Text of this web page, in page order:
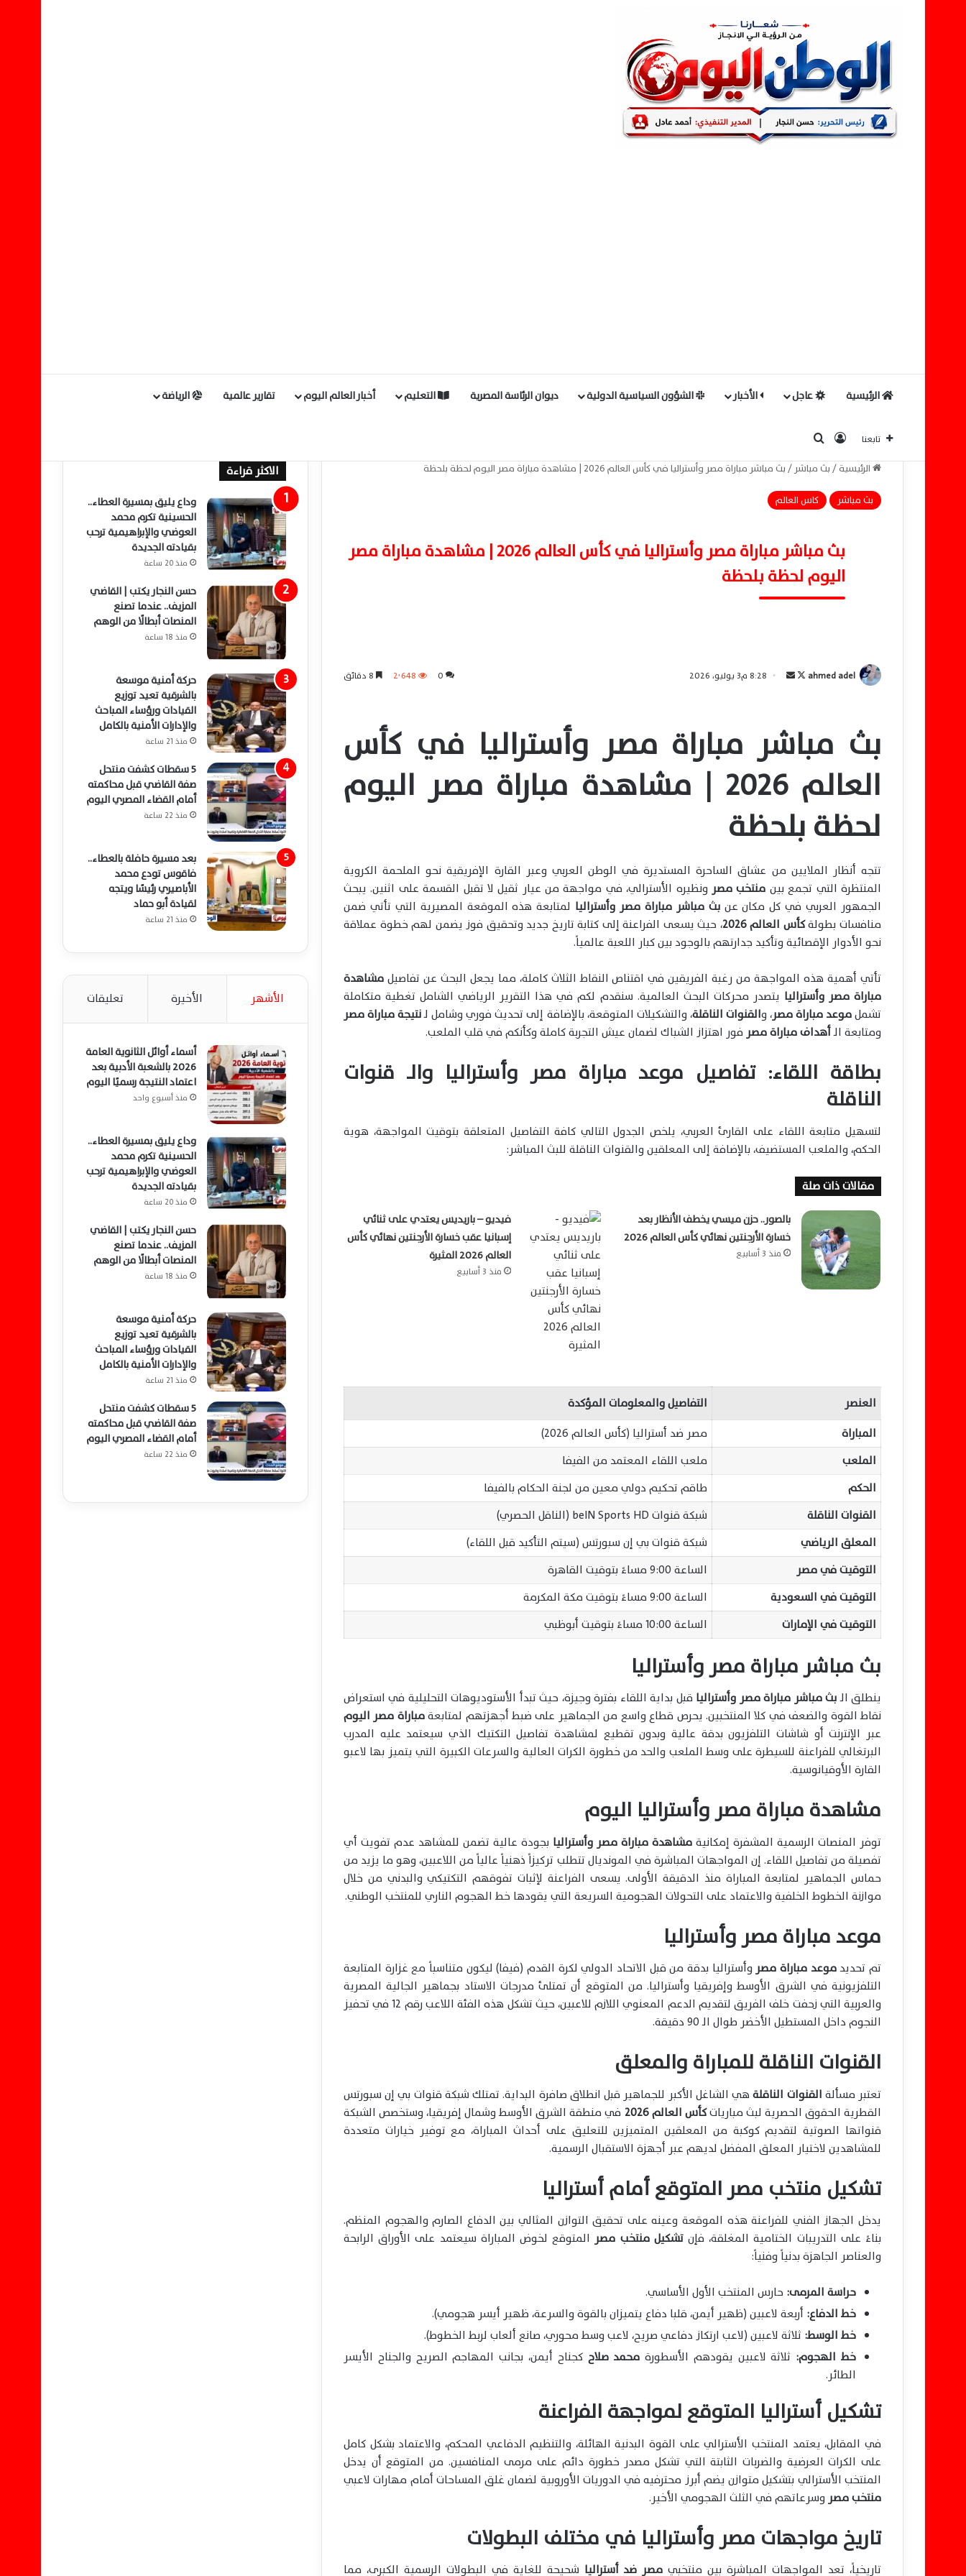
الرئيسية عاجل الأخبار الشؤون السياسية الدولية ديوان الرئاسة المصرية التعليم أخبار العالم اليوم تقارير عالمية الرياضة
تابعنا تسجيل الدخول
الرئيسية/بث مباشر /بث مباشر مباراة مصر وأستراليا في كأس العالم 2026 | مشاهدة مباراة مصر اليوم لحظة بلحظة
بث مباشر
كاس العالم
بث مباشر مباراة مصر وأستراليا في كأس العالم 2026 | مشاهدة مباراة مصر
اليوم لحظة بلحظة
ahmed adel
ت
ع
ى
ل
ب
ي
د
إ
ك
ن
8:28 م3 يوليو، 2026 0 2٬648
بث مباشر مباراة مصر وأستراليا في كأس
العالم 2026 | مشاهدة مباراة مصر اليوم
لحظة بلحظة
تتجه أنظار الملايين من عشاق الساحرة المستديرة في الوطن العربي وعبر القارة الإفريقية نحو الملحمة الكروية
المنتظرة التي تجمع بين منتخب مصرونظيره الأسترالي، في مواجهة من عيار ثقيل لا تقبل القسمة على اثنين. يبحث
الجمهور العربي في كل مكان عنبث مباشر مباراة مصر وأستراليا لمتابعة هذه الموقعة المصيرية التي تأتي ضمن
منافسات بطولةكأس العالم 2026
، حيث يسعى الفراعنة إلى كتابة تاريخ جديد وتحقيق فوز يضمن لهم خطوة عملاقة
نحو الأدوار الإقصائية وتأكيد جدارتهم بالوجود بين كبار اللعبة عالمياً.
تأتي أهمية هذه المواجهة من رغبة الفريقين في اقتناص النقاط الثلاث كاملة، مما يجعل البحث عن تفاصيل مشاهدة
مباراة مصر وأستراليا يتصدر محركات البحث العالمية. سنقدم لكم في هذا التقرير الرياضي الشامل تغطية متكاملة
تشملموعد مباراة مصر، والقنوات الناقلة، والتشكيلات المتوقعة، بالإضافة إلى تحديث فوري وشامل لـنتيجة مباراة مصر
ومتابعة الـأهداف مباراة مصر فور اهتزاز الشباك لضمان عيش التجربة كاملة وكأنكم في قلب الملعب.
بطاقة اللقاء: تفاصيل موعد مباراة مصر وأستراليا والـ قنوات
الناقلة
لتسهيل متابعة اللقاء على القارئ العربي، يلخص الجدول التالي كافة التفاصيل المتعلقة بتوقيت المواجهة، هوية
الحكم، والملعب المستضيف، بالإضافة إلى المعلقين والقنوات الناقلة للبث المباشر:
مقالات ذات صلة
بالصور.. حزن ميسي يخطف الأنظار بعد
خسارة الأرجنتين نهائي كأس العالم 2026
منذ 3 أسابيع
فيديو – باريديس يعتدي على ثنائي
إسبانيا عقب خسارة الأرجنتين نهائي كأس
العالم 2026 المثيرة
منذ 3 أسابيع
العنصر
التفاصيل والمعلومات المؤكدة
المباراة
مصر ضد أستراليا (كأس العالم 2026)
الملعب
ملعب اللقاء المعتمد من الفيفا
الحكم
طاقم تحكيم دولي معين من لجنة الحكام بالفيفا
القنوات الناقلة
شبكة قنوات beIN Sports HD (الناقل الحصري)
المعلق الرياضي
شبكة قنوات بي إن سبورتس (سيتم التأكيد قبل اللقاء)
التوقيت في مصر
الساعة 9:00 مساءً بتوقيت القاهرة
التوقيت في السعودية
الساعة 9:00 مساءً بتوقيت مكة المكرمة
التوقيت في الإمارات
الساعة 10:00 مساءً بتوقيت أبوظبي
بث مباشر مباراة مصر وأستراليا
ينطلق الـبث مباشر مباراة مصر وأستراليا قبل بداية اللقاء بفترة وجيزة، حيث تبدأ الأستوديوهات التحليلية في استعراض
نقاط القوة والضعف في كلا المنتخبين. يحرص قطاع واسع من الجماهير على ضبط أجهزتهم لمتابعةمباراة مصر اليوم
عبر الإنترنت أو شاشات التلفزيون بدقة عالية وبدون تقطيع لمشاهدة تفاصيل التكتيك الذي سيعتمد عليه المدرب
البرتغالي للفراعنة للسيطرة على وسط الملعب والحد من خطورة الكرات العالية والسرعات الكبيرة التي يتميز بها لاعبو
القارة الأوقيانوسية.
مشاهدة مباراة مصر وأستراليا اليوم
توفر المنصات الرسمية المشفرة إمكانية مشاهدة مباراة مصر وأستراليا بجودة عالية تضمن للمشاهد عدم تفويت أي
تفصيلة من تفاصيل اللقاء. إن المواجهات المباشرة في المونديال تتطلب تركيزاً ذهنياً عالياً من اللاعبين، وهو ما يزيد من
حماس الجماهير لمتابعة المباراة منذ الدقيقة الأولى. يسعى الفراعنة لإثبات تفوقهم التكتيكي والبدني من خلال
موازنة الخطوط الخلفية والاعتماد على التحولات الهجومية السريعة التي يقودها خط الهجوم الناري للمنتخب الوطني.
موعد مباراة مصر وأستراليا
تم تحديدموعد مباراة مصروأستراليا بدقة من قبل الاتحاد الدولي لكرة القدم (فيفا) ليكون متناسباً مع غزارة المتابعة
التلفزيونية في الشرق الأوسط وإفريقيا وأستراليا. من المتوقع أن تمتلئ مدرجات الاستاد بجماهير الجالية المصرية
والعربية التي زحفت خلف الفريق لتقديم الدعم المعنوي اللازم للاعبين، حيث تشكل هذه الفئة اللاعب رقم 12 في تحفيز
النجوم داخل المستطيل الأخضر طوال الـ 90 دقيقة.
القنوات الناقلة للمباراة والمعلق
تعتبر مسألة القنوات الناقلةهي الشاغل الأكبر للجماهير قبل انطلاق صافرة البداية. تمتلك شبكة قنوات بي إن سبورتس
القطرية الحقوق الحصرية لبث مبارياتكأس العالم 2026
في منطقة الشرق الأوسط وشمال إفريقيا، وستخصص الشبكة
قنواتها الصوتية لتقديم كوكبة من المعلقين المتميزين للتعليق على أحداث المباراة، مع توفير خيارات متعددة
للمشاهدين لاختيار المعلق المفضل لديهم عبر أجهزة الاستقبال الرسمية.
تشكيل منتخب مصر المتوقع أمام أستراليا
يدخل الجهاز الفني للفراعنة هذه الموقعة وعينه على تحقيق التوازن المثالي بين الدفاع الصارم والهجوم المنظم.
بناءً على التدريبات الختامية المغلقة، فإنتشكيل منتخب مصرالمتوقع لخوض المباراة سيعتمد على الأوراق الرابحة
والعناصر الجاهزة بدنياً وفنياً:
حراسة المرمى: حارس المنتخب الأول الأساسي.
خط الدفاع: أربعة لاعبين (ظهير أيمن، قلبا دفاع يتميزان بالقوة والسرعة، ظهير أيسر هجومي).
خط الوسط: ثلاثة لاعبين (لاعب ارتكاز دفاعي صريح، لاعب وسط محوري، صانع ألعاب لربط الخطوط).
خط الهجوم: ثلاثة لاعبين يقودهم الأسطورة محمد صلاح كجناح أيمن، بجانب المهاجم الصريح والجناح الأيسر
الطائر.
تشكيل أستراليا المتوقع لمواجهة الفراعنة
في المقابل، يعتمد المنتخب الأسترالي على القوة البدنية الهائلة، والتنظيم الدفاعي المحكم، والاعتماد بشكل كامل
على الكرات العرضية والضربات الثابتة التي تشكل مصدر خطورة دائم على مرمى المنافسين. من المتوقع أن يدخل
المنتخب الأسترالي بتشكيل متوازن يضم أبرز محترفيه في الدوريات الأوروبية لضمان غلق المساحات أمام مهارات لاعبي
منتخب مصر وسرعاتهم في الثلث الهجومي الأخير.
تاريخ مواجهات مصر وأستراليا في مختلف البطولات
تاريخياً، تعد المواجهات المباشرة بين منتخبي مصر ضد أستراليا شحيحة للغاية في البطولات الرسمية الكبرى، مما
الاكثر قراءة
وداع يليق بمسيرة العطاء..
الحسينية تكرم محمد
العوضي والإبراهيمية ترحب
بقيادته الجديدة
منذ 20 ساعة
حسن النجار يكتب | القاضي
المزيف.. عندما تصنع
المنصات أبطالًا من الوهم
منذ 18 ساعة
حركة أمنية موسعة
بالشرقية تعيد توزيع
القيادات ورؤساء المباحث
والإدارات الأمنية بالكامل
منذ 21 ساعة
5 سقطات كشفت منتحل
صفة القاضي قبل محاكمته
أمام القضاء المصري اليوم
منذ 22 ساعة
بعد مسيرة حافلة بالعطاء..
فاقوس تودع محمد
الأباصيري رئيسًا ويتجه
لقيادة أبو حماد
منذ 21 ساعة
الأشهر الأخيرة تعليقات
أسماء أوائل الثانوية العامة
2026 بالشعبة الأدبية بعد
اعتماد النتيجة رسميًا اليوم
منذ أسبوع واحد
وداع يليق بمسيرة العطاء..
الحسينية تكرم محمد
العوضي والإبراهيمية ترحب
بقيادته الجديدة
منذ 20 ساعة
حسن النجار يكتب | القاضي
المزيف.. عندما تصنع
المنصات أبطالًا من الوهم
منذ 18 ساعة
حركة أمنية موسعة
بالشرقية تعيد توزيع
القيادات ورؤساء المباحث
والإدارات الأمنية بالكامل
منذ 21 ساعة
5 سقطات كشفت منتحل
صفة القاضي قبل محاكمته
أمام القضاء المصري اليوم
منذ 22 ساعة